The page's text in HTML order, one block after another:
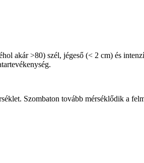
akár >80) szél, jégeső (< 2 cm) és
Szombaton tovább mérséklődik a